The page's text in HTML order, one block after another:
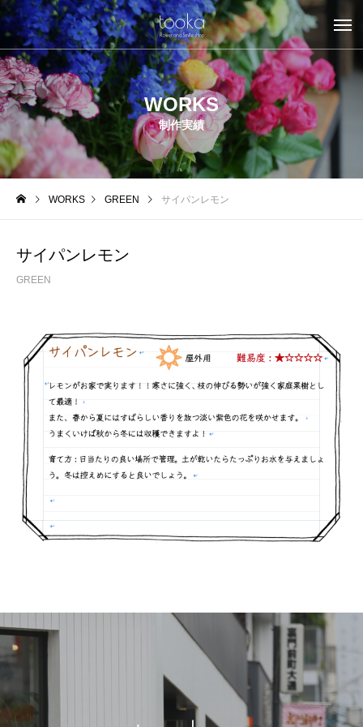
WORKS
制作実績
WORKS GREEN サイパンレモン
サイパンレモン
GREEN